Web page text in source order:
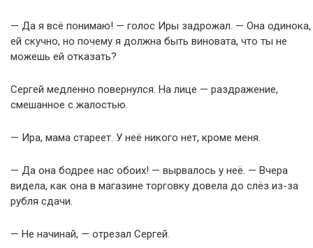
— Да я всё понимаю! — голос Иры задрожал. — Она одинока,
ей скучно, но почему я должна быть виновата, что ты не
можешь ей отказать?
Сергей медленно повернулся. На лице — раздражение,
смешанное с жалостью.
— Ира, мама стареет. У неё никого нет, кроме меня.
— Да она бодрее нас обоих! — вырвалось у неё. — Вчера
видела, как она в магазине торговку довела до слёз из-за
рубля сдачи.
— Не начинай, — отрезал Сергей.